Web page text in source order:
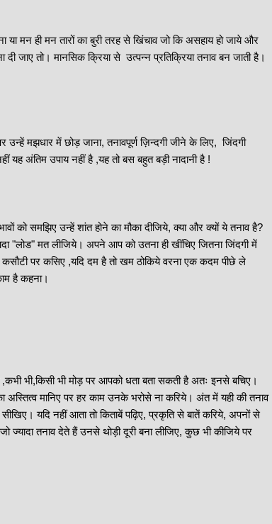
मन ही मन तारों का बुरी तरह से खिंचाव जो कि असहाय हो जाये और
दी जाए तो। मानसिक क्रिया से उत्पन्न प्रतिक्रिया तनाव बन जाती है।
मझधार में छोड़ जाना, तनावपूर्ण ज़िन्दगी जीने के लिए, जिंदगी
यह अंतिम उपाय नहीं है ,यह तो बस बहुत बड़ी नादानी है !
उन्हें शांत होने का मौका दीजिये, क्या और क्यों ये तनाव है?
"लोड" मत लीजिये। अपने आप को उतना ही खींचिए जितना जिंदगी में
पर कसिए ,यदि दम है तो खम ठोकिये वरना एक कदम पीछे ले
है कहना।
भी,किसी भी मोड़ पर आपको धता बता सकती है अतः इनसे बचिए।
मानिए पर हर काम उनके भरोसे ना करिये। अंत में यही की तनाव
यदि नहीं आता तो किताबें पढ़िए, प्रकृति से बातें करिये, अपनों से
तनाव देते हैं उनसे थोड़ी दूरी बना लीजिए, कुछ भी कीजिये पर